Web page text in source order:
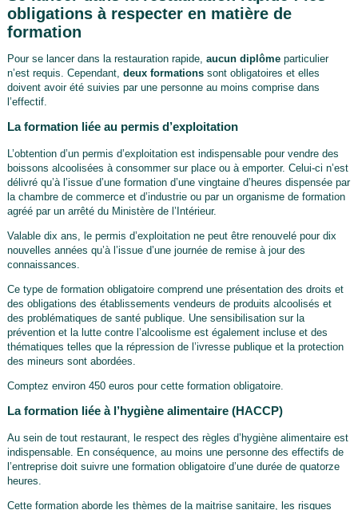
obligations à respecter en matière de
formation
Pour se lancer dans la restauration rapide, aucun diplômeparticulier
n’est requis. Cependant, deux formationssont obligatoires et elles
doivent avoir été suivies par une personne au moins comprise dans
l’effectif.
La formation liée au permis d’exploitation
L’obtention d’un permis d’exploitation est indispensable pour vendre des
boissons alcoolisées à consommer sur place ou à emporter. Celui-ci n’est
délivré qu’à l’issue d’une formation d’une vingtaine d’heures dispensée par
la chambre de commerce et d’industrie ou par un organisme de formation
agréé par un arrêté du Ministère de l’Intérieur.
Valable dix ans, le permis d’exploitation ne peut être renouvelé pour dix
nouvelles années qu’à l’issue d’une journée de remise à jour des
connaissances.
Ce type de formation obligatoire comprend une présentation des droits et
des obligations des établissements vendeurs de produits alcoolisés et
des problématiques de santé publique. Une sensibilisation sur la
prévention et la lutte contre l’alcoolisme est également incluse et des
thématiques telles que la répression de l’ivresse publique et la protection
des mineurs sont abordées.
Comptez environ 450 euros pour cette formation obligatoire.
La formation liée à l’hygiène alimentaire (HACCP)
Au sein de tout restaurant, le respect des règles d’hygiène alimentaire est
indispensable. En conséquence, au moins une personne des effectifs de
l’entreprise doit suivre une formation obligatoire d’une durée de quatorze
heures.
Cette formation aborde les thèmes de la maitrise sanitaire, les risques